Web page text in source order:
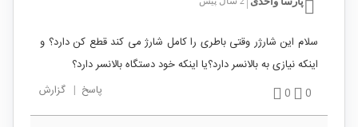
سلام این شارژر وقتی باطری را کامل شارژ می کند قطع کن دارد؟ و
اینکه نیازی به بالانسر دارد؟یا اینکه خود دستگاه بالانسر دارد؟
0
0 پاسخ | گزارش